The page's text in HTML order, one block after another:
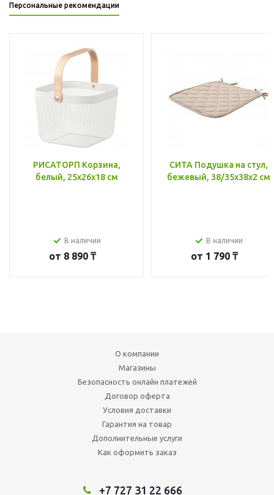
Персональные рекомендации
РИСАТОРП Корзина,
белый, 25x26x18 см
В наличии
от 8 890 ₸
СИТА Подушка на стул,
бежевый, 38/35x38x2 см
В наличии
от 1 790 ₸
О компании
Магазины
Безопасность онлайн платежей
Договор оферта
Условия доставки
Гарантия на товар
Дополнительные услуги
Как оформить заказ
+7 727 31 22 666